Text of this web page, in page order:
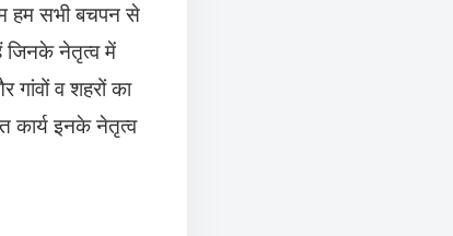
हम सभी बचपन से
जिनके नेतृत्व में
व शहरों का
कार्य इनके नेतृत्व